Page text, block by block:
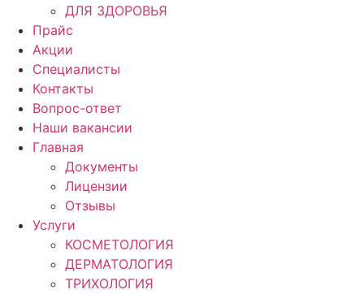
ДЛЯ ЗДОРОВЬЯ
Прайс
Акции
Специалисты
Контакты
Вопрос-ответ
Наши вакансии
Главная
Документы
Лицензии
Отзывы
Услуги
КОСМЕТОЛОГИЯ
ДЕРМАТОЛОГИЯ
ТРИХОЛОГИЯ